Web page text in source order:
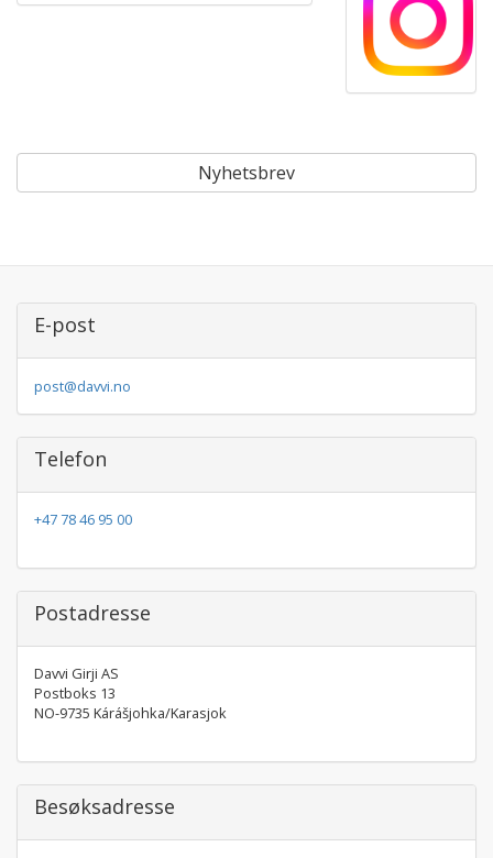
Nyhetsbrev
E-post
post@davvi.no
Telefon
+47 78 46 95 00
Postadresse
Davvi Girji AS
Postboks 13
NO-9735 Kárášjohka/Karasjok
Besøksadresse